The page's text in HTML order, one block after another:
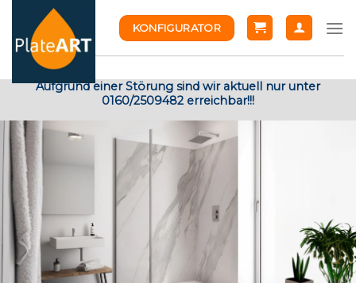
content
KONFIGURATOR
Aufgrund einer Störung sind wir aktuell nur unter
0160/2509482 erreichbar!!!